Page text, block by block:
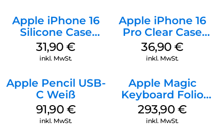
Apple iPhone 16
Silicone Case
MagSafe Fuchsia
31,90€
inkl. MwSt.
Apple iPhone 16
Pro Clear Case
MagSafe
Transparent
36,90€
inkl. MwSt.
Apple Pencil USB-
C Weiß
91,90 €
inkl. MwSt.
Apple Magic
Keyboard Folio
iPad 10.9″ (10.Gen.)
Weiß
293,90€
inkl. MwSt.